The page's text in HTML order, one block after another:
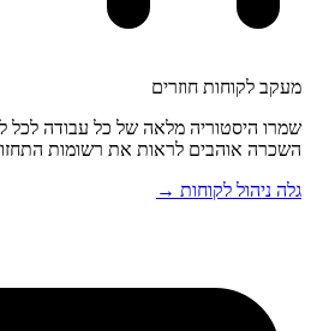
מעקב לקוחות חוזרים
שמרו היסטוריה מלאה של כל עבודה לכל
השכרה אוהבים לראות את רשומות
גלה ניהול לקוחות →